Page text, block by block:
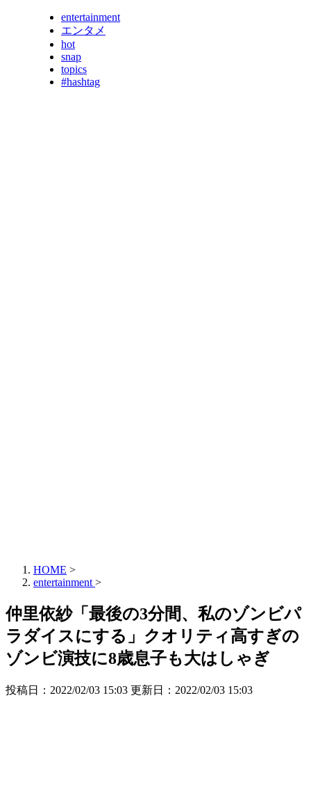
entertainment
エンタメ
hot
snap
topics
#hashtag
HOME >
entertainment >
仲里依紗「最後の3分間、私のゾンビパ
ラダイスにする」クオリティ高すぎの
ゾンビ演技に8歳息子も大はしゃぎ
投稿日：2022/02/03 15:03 更新日： 2022/02/03 15:03